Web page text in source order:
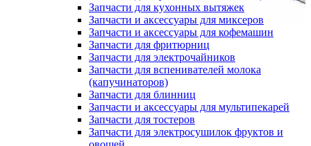
Запчасти для кухонных вытяжек
Запчасти и аксессуары для миксеров
Запчасти и аксессуары для кофемашин
Запчасти для фритюрниц
Запчасти для электрочайников
Запчасти для вспенивателей молока
(капучинаторов)
Запчасти для блинниц
Запчасти и аксессуары для мультипекарей
Запчасти для тостеров
Запчасти для электросушилок фруктов и